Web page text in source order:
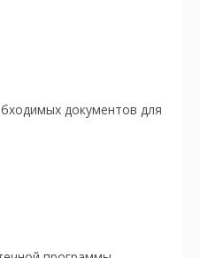
документов для